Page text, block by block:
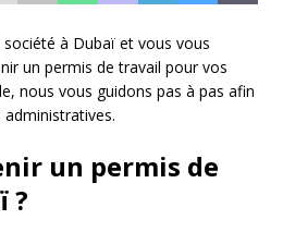
à Dubaï et vous vous
un permis de travail pour vos
nous vous guidons pas à pas afin
un permis de
?